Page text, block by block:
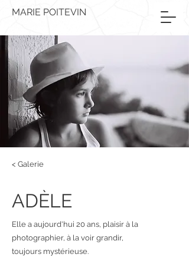
MARIE POITEVIN
< Galerie
ADÈLE
Elle a aujourd'hui 20 ans, plaisir à la
photographier, à la voir grandir,
toujours mystérieuse.